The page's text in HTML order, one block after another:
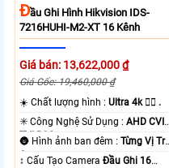
ĐẦu Ghi Hình Hikvision IDS-
7216HUHI-M2-XT 16 Kênh
Giá bán: 13,622,000 ₫
Giá Gốc: 19,460,000 ₫
☀️ Chất lượng hình :Ultra 4k 👍🏾 .
✳️ Công Nghệ Sử Dụng :AHD CVI
TVI BCS.
🌚 Hình ảnh ban đêm :Từng Vị Trí
Camera .
↕️ Cấu Tạo CameraĐầu Ghi 16